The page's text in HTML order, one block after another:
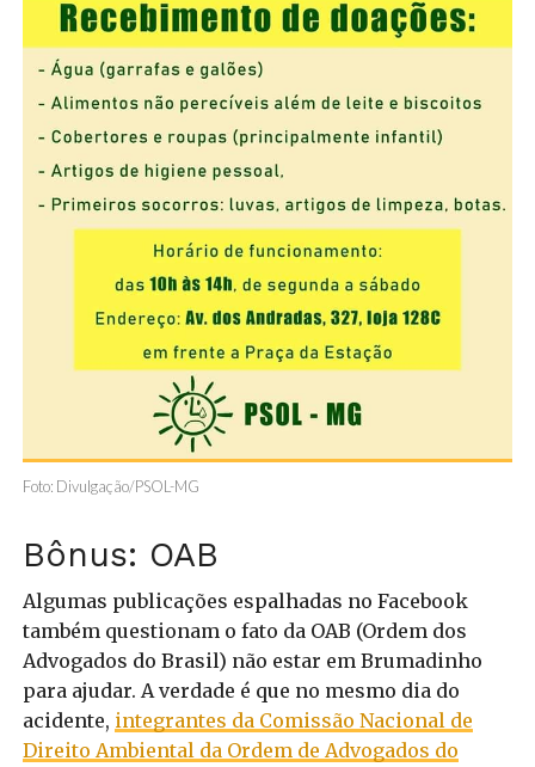
Foto: Divulgação/PSOL-MG
Bônus: OAB
Algumas publicações espalhadas no Facebook
também questionam o fato da OAB (Ordem dos
Advogados do Brasil) não estar em Brumadinho
para ajudar. A verdade é que no mesmo dia do
acidente, integrantes da Comissão Nacional de
Direito Ambiental da Ordem de Advogados do